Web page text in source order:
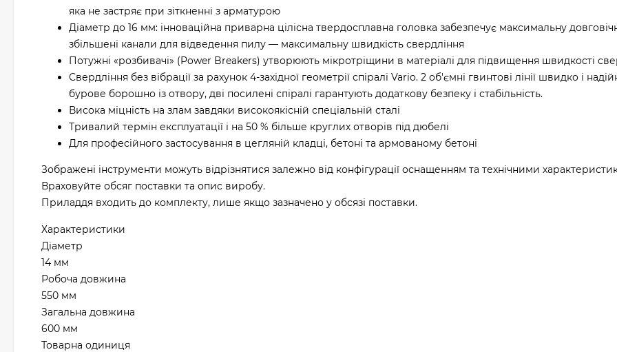
яка не застряє при зіткненні з арматурою
Діаметр до 16 мм: інноваційна приварна цілісна твердосплавна головка забезпечує максимальну
збільшені канали для відведення пилу — максимальну швидкість свердління
Потужні «розбивачі» (Power Breakers) утворюють мікротріщини в матеріалі для підвищення швидкості
Свердління без вібрації за рахунок 4-західної геометрії спіралі Vario. 2 об'ємні гвинтові лінії швидко і
бурове борошно із отвору, дві посилені спіралі гарантують додаткову безпеку і стабільність.
Висока міцність на злам завдяки високоякісній спеціальній сталі
Тривалий термін експлуатації і на 50 % більше круглих отворів під дюбелі
Для професійного застосування в цегляній кладці, бетоні та армованому бетоні
Зображені інструменти можуть відрізнятися залежно від конфігурації оснащенням та технічними
Враховуйте обсяг поставки та опис виробу.
Приладдя входить до комплекту, лише якщо зазначено у обсязі поставки.
Характеристики
Діаметр
14 мм
Робоча довжина
550 мм
Загальна довжина
600 мм
Товарна одиниця